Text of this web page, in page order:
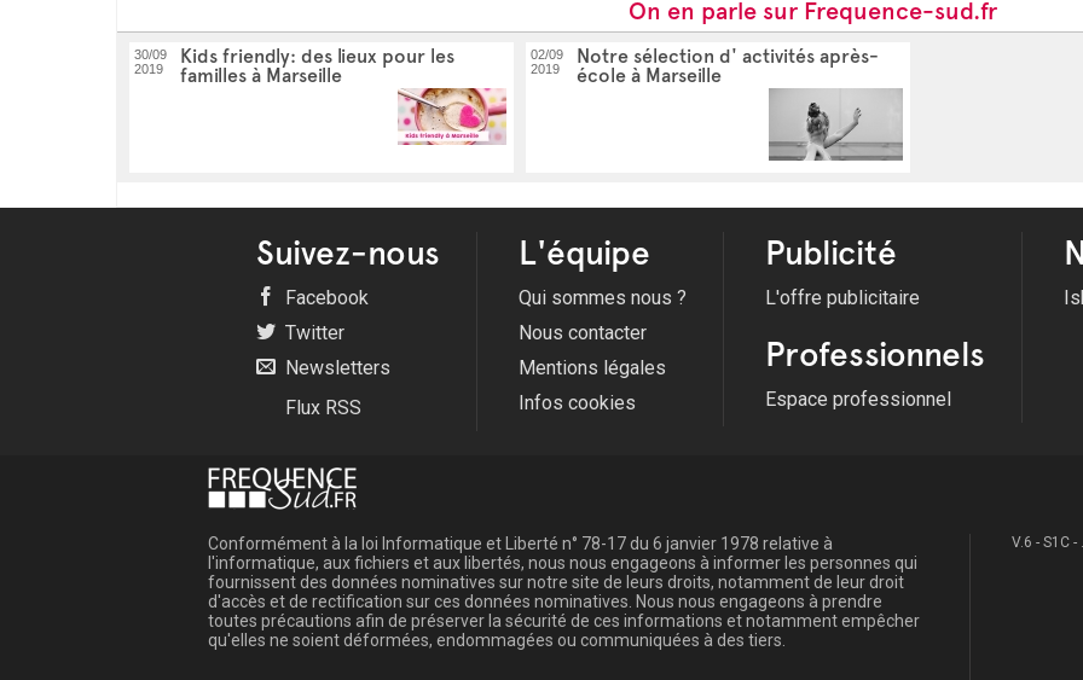
On en parle sur Frequence-sud.fr
30/09
2019
Kids friendly: des lieux pour les
familles à Marseille
02/09
2019
Notre sélection d' activités après-
école à Marseille
Suivez-nous
Facebook
Twitter
Newsletters
Flux RSS
L'équipe
Qui sommes nous ?
Nous contacter
Mentions légales
Infos cookies
Publicité
L'offre publicitaire
Professionnels
Espace professionnel
Conformément à la loi Informatique et Liberté n° 78-17 du 6 janvier 1978 relative à
l'informatique, aux fichiers et aux libertés, nous nous engageons à informer les personnes qui
fournissent des données nominatives sur notre site de leurs droits, notamment de leur droit
d'accès et de rectification sur ces données nominatives. Nous nous engageons à prendre
toutes précautions afin de préserver la sécurité de ces informations et notamment empêcher
qu'elles ne soient déformées, endommagées ou communiquées à des tiers.
V.6 - S1C